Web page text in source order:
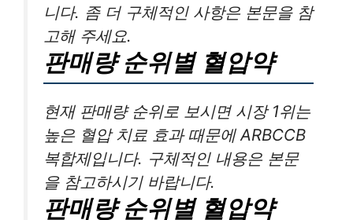
니다. 좀 더 구체적인 사항은 본문을 참
고해 주세요.
판매량 순위별 혈압약
현재 판매량 순위로 보시면 시장 1위는
높은 혈압 치료 효과 때문에 ARBCCB
복합제입니다. 구체적인 내용은 본문
을 참고하시기 바랍니다.
판매량 순위별 혈압약